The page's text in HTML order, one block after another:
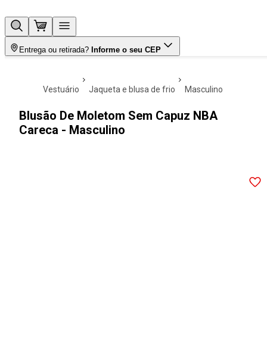
Entrega ou retirada? Informe o seu CEP
vestuário jaqueta e blusa de frio masculino
Blusão De Moletom Sem Capuz NBA
Careca - Masculino